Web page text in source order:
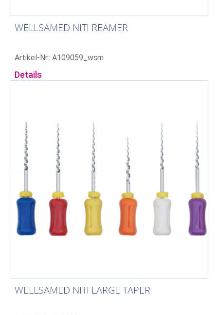
WELLSAMED NITI REAMER
Artikel-Nr.: A109059_wsm
Details
WELLSAMED NITI LARGE TAPER